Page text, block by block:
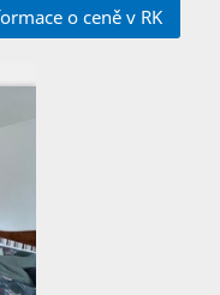
o ceně v RK